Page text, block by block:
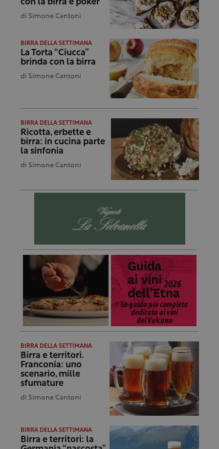
con la birra è poker
di Simone Cantoni
BIRRA DELLA SETTIMANA
La Torta “Ciucca”
brinda con la birra
di Simone Cantoni
BIRRA DELLA SETTIMANA
Ricotta, erbette e
birra: in cucina parte
la sinfonia
di Simone Cantoni
BIRRA DELLA SETTIMANA
Birra e territori.
Franconia: uno
scenario, mille
sfumature
di Simone Cantoni
BIRRA DELLA SETTIMANA
Birra e territori: la